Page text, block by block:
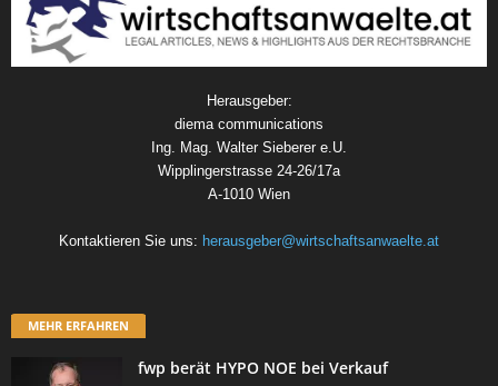
Herausgeber:
diema communications
Ing. Mag. Walter Sieberer e.U.
Wipplingerstrasse 24-26/17a
A-1010 Wien
Kontaktieren Sie uns: herausgeber@wirtschaftsanwaelte.at
MEHR ERFAHREN
fwp berät HYPO NOE bei Verkauf